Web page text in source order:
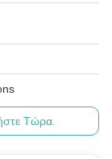
Τώρα.